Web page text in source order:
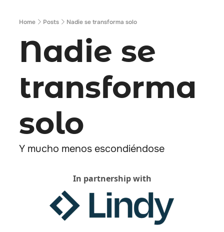
Home Posts Nadie se transforma solo
Nadie se
transforma
solo
Y mucho menos escondiéndose
In partnership with